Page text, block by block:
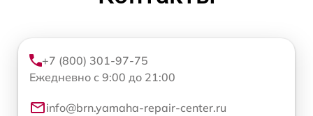
+7 (800) 301-97-75
Ежедневно с 9:00 до 21:00
info@brn.yamaha-repair-center.ru